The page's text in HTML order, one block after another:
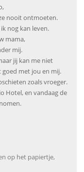
nooit ontmoeten.
nog kan leven.
mama,
mij.
jij kan me niet
met jou en mij.
zoals vroeger.
Hotel, en vandaag de
op het papiertje,